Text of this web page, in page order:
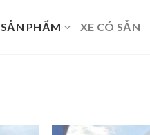
SẢN PHẨM XE CÓ SẴN